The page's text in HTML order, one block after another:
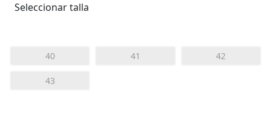
Seleccionar talla
40 41 42
43